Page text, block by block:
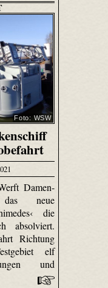
Foto: WSW
Damen-
neue
die
absolviert.
Richtung
elf
und